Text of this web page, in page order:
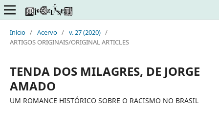
Início / Acervo / v. 27 (2020) /
ARTIGOS ORIGINAIS/ORIGINAL ARTICLES
TENDA DOS MILAGRES, DE JORGE
AMADO
UM ROMANCE HISTÓRICO SOBRE O RACISMO NO BRASIL